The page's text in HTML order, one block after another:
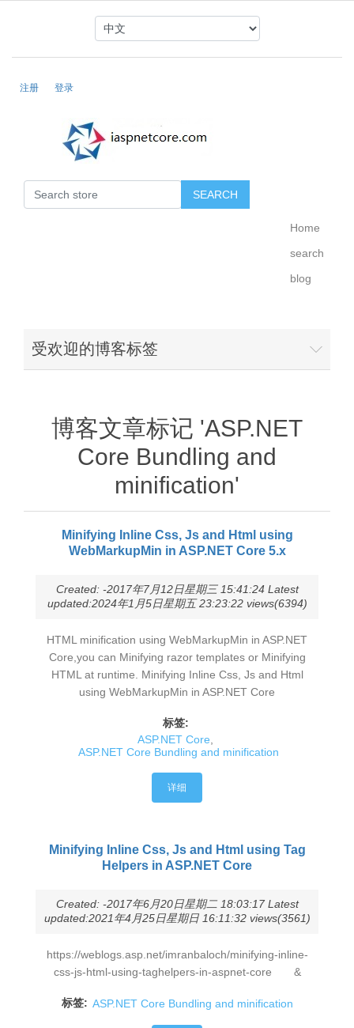
注册 登录
Home
search
blog
受欢迎的博客标签
博客文章标记 'ASP.NET
Core Bundling and
minification'
Minifying Inline Css, Js and Html using
WebMarkupMin in ASP.NET Core 5.x
Created: -2017年7月12日星期三 15:41:24 Latest
updated:2024年1月5日星期五 23:23:22 views(6394)
HTML minification using WebMarkupMin in ASP.NET
Core,you can Minifying razor templates or Minifying
HTML at runtime. Minifying Inline Css, Js and Html
using WebMarkupMin in ASP.NET Core
标签:
ASP.NET Core
ASP.NET Core Bundling and minification
详细
Minifying Inline Css, Js and Html using Tag
Helpers in ASP.NET Core
Created: -2017年6月20日星期二 18:03:17 Latest
updated:2021年4月25日星期日 16:11:32 views(3561)
https://weblogs.asp.net/imranbaloch/minifying-inline-
css-js-html-using-taghelpers-in-aspnet-core &
标签: ASP.NET Core Bundling and minification